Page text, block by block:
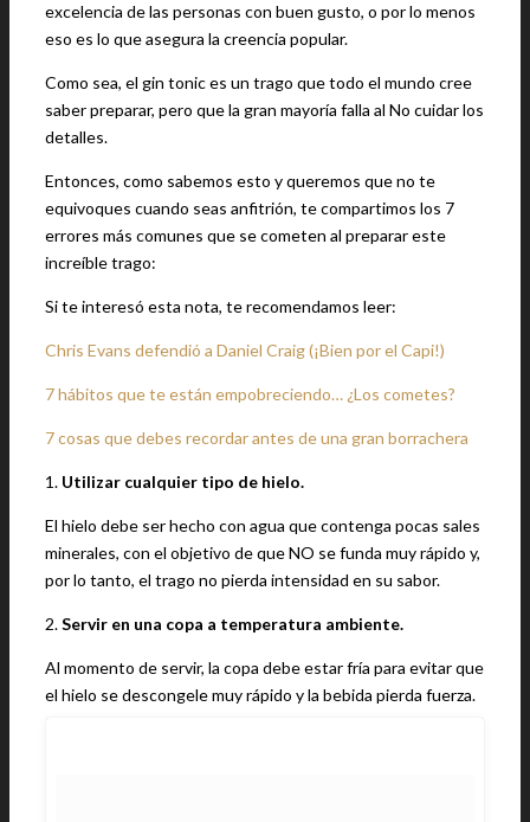
excelencia de las personas con buen gusto, o por lo menos
eso es lo que asegura la creencia popular.
Como sea, el gin tonic es un trago que todo el mundo cree
saber preparar, pero que la gran mayoría falla al No cuidar los
detalles.
Entonces, como sabemos esto y queremos que no te
equivoques cuando seas anfitrión, te compartimos los 7
errores más comunes que se cometen al preparar este
increíble trago:
Si te interesó esta nota, te recomendamos leer:
Chris Evans defendió a Daniel Craig (¡Bien por el Capi!)
7 hábitos que te están empobreciendo… ¿Los cometes?
7 cosas que debes recordar antes de una gran borrachera
1. Utilizar cualquier tipo de hielo.
El hielo debe ser hecho con agua que contenga pocas sales
minerales, con el objetivo de que NO se funda muy rápido y,
por lo tanto, el trago no pierda intensidad en su sabor.
2.Servir en una copa a temperatura ambiente.
Al momento de servir, la copa debe estar fría para evitar que
el hielo se descongele muy rápido y la bebida pierda fuerza.